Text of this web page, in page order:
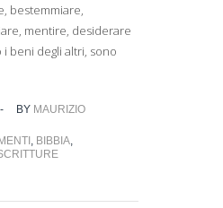
bestemmiare,
mentire, desiderare
i beni degli altri, sono
BY MAURIZIO
BIBBIA